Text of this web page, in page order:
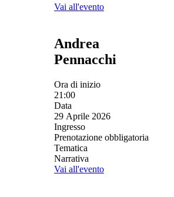
Vai all'evento
Andrea
Pennacchi
Ora di inizio
21:00
Data
29 Aprile 2026
Ingresso
Prenotazione obbligatoria
Tematica
Narrativa
Vai all'evento